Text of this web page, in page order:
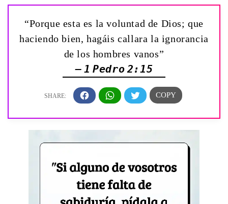
“Porque esta es la voluntad de Dios; que
haciendo bien, hagáis callara la ignorancia
de los hombres vanos”
— 1 Pedro 2:15